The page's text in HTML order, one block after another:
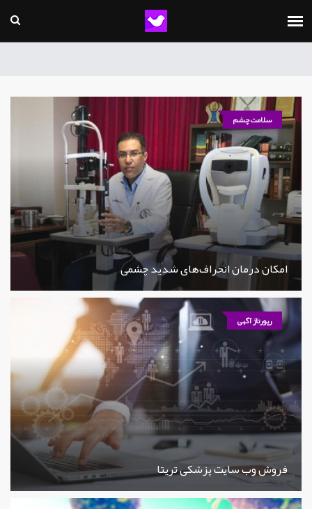
سلامت چشم
امکان درمان انحراف‌های شدید چشمی
رپورتاژ آگهی
فروش وب سایت پزشکی تریتا